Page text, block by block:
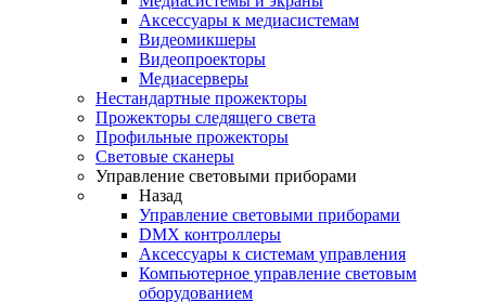
Аксессуары к медиасистемам
Видеомикшеры
Видеопроекторы
Медиасерверы
Нестандартные прожекторы
Прожекторы следящего света
Профильные прожекторы
Световые сканеры
Управление световыми приборами
Назад
Управление световыми приборами
DMX контроллеры
Аксессуары к системам управления
Компьютерное управление световым
оборудованием